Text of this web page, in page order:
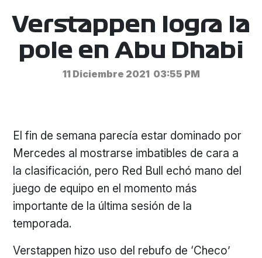
Verstappen logra la
pole en Abu Dhabi
11 Diciembre 2021 03:55 PM
El fin de semana parecía estar dominado por
Mercedes al mostrarse imbatibles de cara a
la clasificación, pero Red Bull echó mano del
juego de equipo en el momento más
importante de la última sesión de la
temporada.
Verstappen hizo uso del rebufo de ‘Checo’